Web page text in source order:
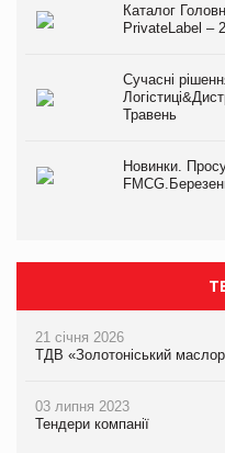
Каталог
PrivateLabel –
Сучасні
Травень
Новинки.
21 січня 2026
ТДВ «Золотоніський
03 липня 2023
Тендери компанії